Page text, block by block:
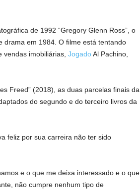
de 1992 “Gregory Glenn Ross”, o
drama em 1984. O filme está tentando
imobiliárias, JogadoAl Pachino,
Freed” (2018), as duas parcelas finais da
do segundo e do terceiro livros da
feliz por sua carreira não ter sido
e o que me deixa interessado e o que
não cumpre nenhum tipo de